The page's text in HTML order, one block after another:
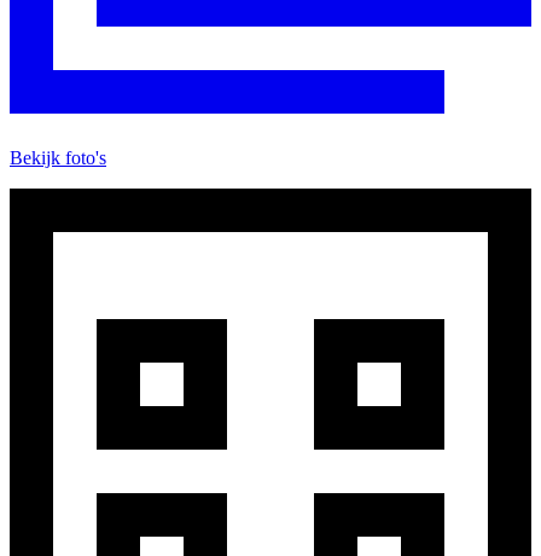
Bekijk foto's